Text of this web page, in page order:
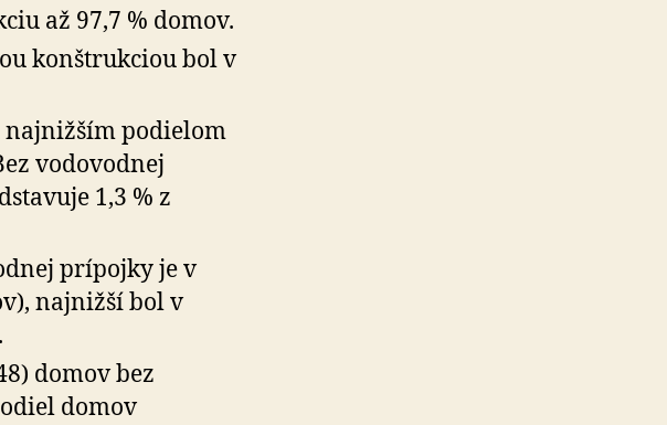
až 97,7 % domov.
konštrukciou bol v
podielom
vodovodnej
1,3 % z
prípojky je v
najnižší bol v
domov bez
domov